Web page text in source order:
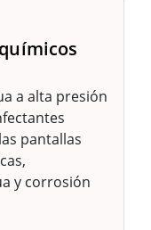
a alta presión
pantallas
y corrosión